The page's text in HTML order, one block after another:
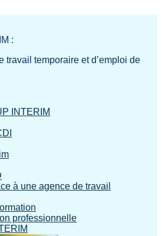
:
travail temporaire et d’emploi de
INTERIM
à une agence de travail
professionnelle